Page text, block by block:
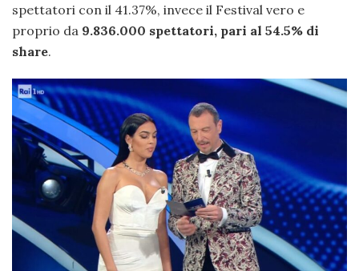
spettatori con il 41.37%, invece il Festival vero e
proprio da 9.836.000 spettatori, pari al 54.5% di
share.